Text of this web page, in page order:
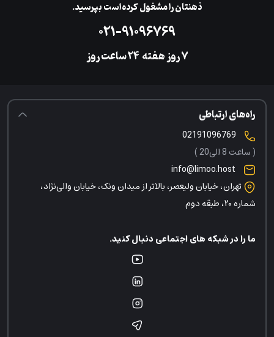
ذهنتان را مشغول کرده‌است بپرسید.
۰۲۱-۹۱۰۹۶۷۶۹
۷ روز هفته ‌۲۴ ساعت روز
راه‌های ارتباطی
( ساعت 8 الی20 )
info@limoo.host
تهران، خیابان ولیعصر، بالاتر از میدان ونک، خیابان والی‌نژاد،
شماره ۲۰، طبقه دوم
ما را در شبکه های اجتماعی دنبال کنید.